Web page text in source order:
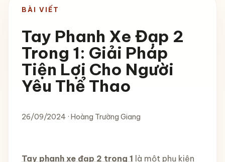
BÀI VIẾT
Tay Phanh Xe Đạp 2
Trong 1: Giải Pháp
Tiện Lợi Cho Người
Yêu Thể Thao
26/09/2024 · Hoàng Trường Giang
Tay phanh xe đạp 2 trong 1 là một phụ kiện